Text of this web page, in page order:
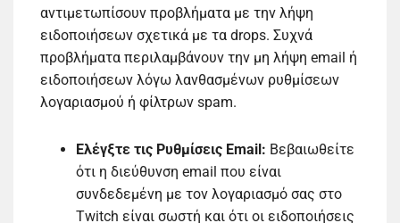
αντιμετωπίσουν προβλήματα με την λήψη
ειδοποιήσεων σχετικά με τα drops. Συχνά
προβλήματα περιλαμβάνουν την μη λήψη email ή
ειδοποιήσεων λόγω λανθασμένων ρυθμίσεων
λογαριασμού ή φίλτρων spam.
Ελέγξτε τις Ρυθμίσεις Email: Βεβαιωθείτε
ότι η διεύθυνση email που είναι
συνδεδεμένη με τον λογαριασμό σας στο
Twitch είναι σωστή και ότι οι ειδοποιήσεις